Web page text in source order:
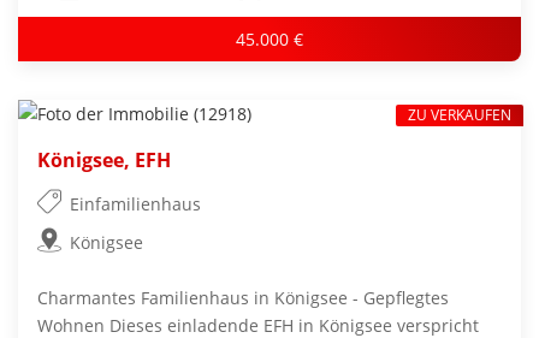
45.000 €
Königsee, EFH
Einfamilienhaus
Königsee
Charmantes Familienhaus in Königsee - Gepflegtes
Wohnen Dieses einladende EFH in Königsee verspricht
ZU VERKAUFEN